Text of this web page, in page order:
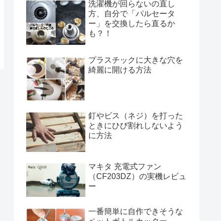
洗濯機が回らないの直し
方、自分で「パルセータ
ー」を交換したら直るか
も？！
プラスチックに大きな穴を
綺麗に開ける方法
釘やビス（ネジ）を打った
ときにひび割れしないよう
に方法
マキタ 充電式ファン
（CF203DZ）の実機レビュ
ー
一番簡単に自作できそうな